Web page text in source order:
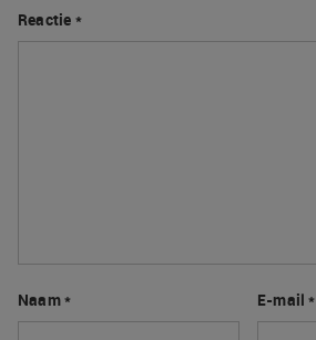
Reactie *
Naam* E-mail*